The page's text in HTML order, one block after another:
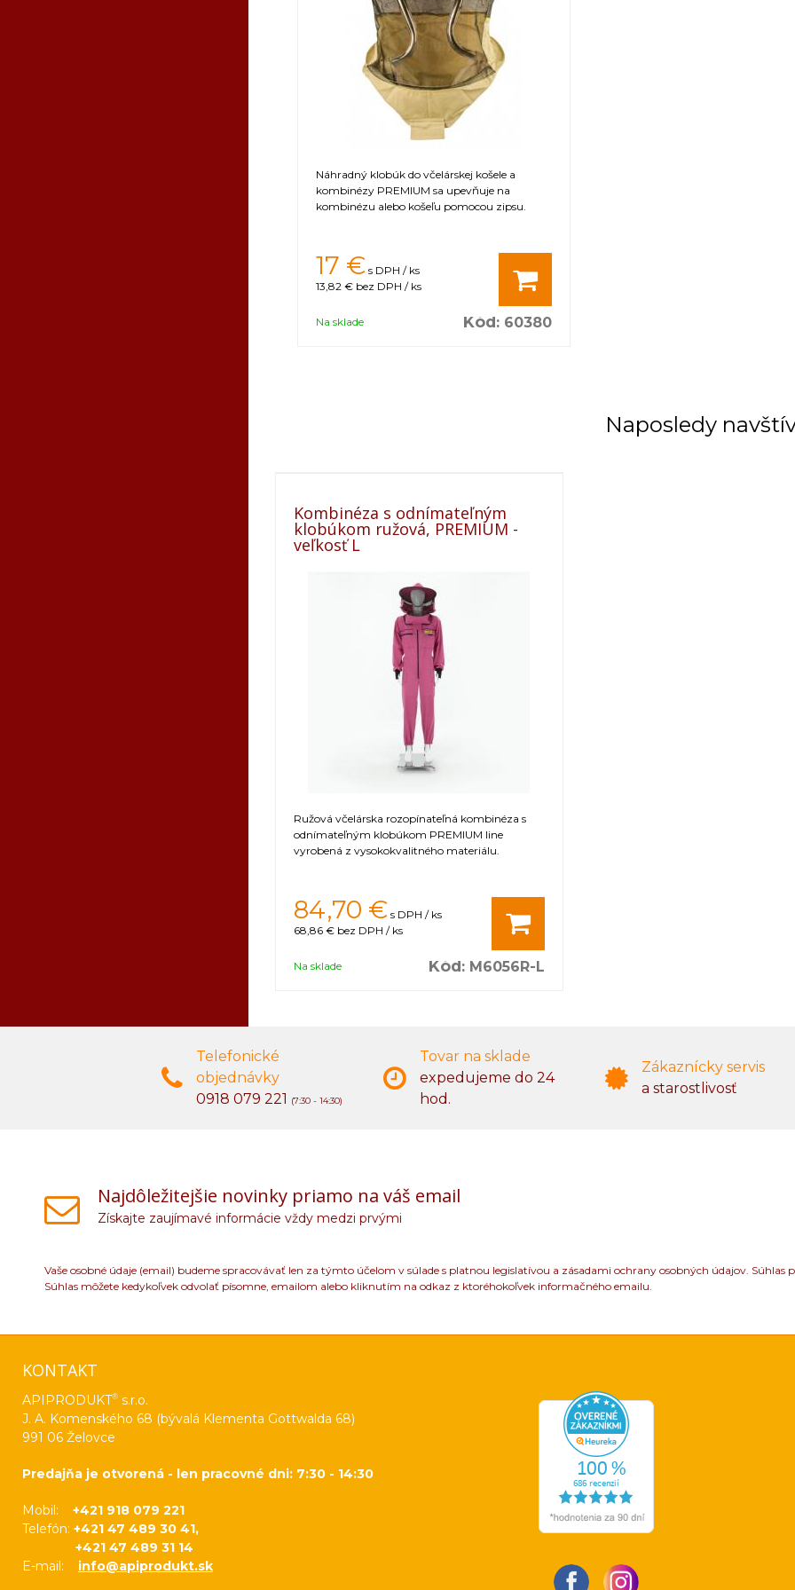
Náhradný klobúk do včelárskej košele a
kombinézy PREMIUM sa upevňuje na
kombinézu alebo košeľu pomocou zipsu.
17 € s DPH / ks
13,82 € bez DPH / ks
Na sklade Kód: 60380
Naposledy
Kombinéza s odnímateľným
klobúkom ružová, PREMIUM -
veľkosť L
Ružová včelárska rozopínateľná kombinéza s
odnímateľným klobúkom PREMIUM line
vyrobená z vysokokvalitného materiálu.
84,70 € s DPH / ks
68,86 € bez DPH / ks
Na sklade Kód: M6056R-L
Telefonické
objednávky
0918 079 221
(7:30 - 14:30)
Tovar na sklade
expedujeme do 24
hod.
Zákaznícky servis
a starostlivosť
Najdôležitejšie novinky priamo na váš email
Získajte zaujímavé informácie vždy medzi prvými
Vaše osobné údaje (email) budeme spracovávať len za týmto účelom v súlade s platnou legislatívou a zásadami ochrany osobných údajov.
Súhlas môžete kedykoľvek odvolať písomne, emailom alebo kliknutím na odkaz z ktoréhokoľvek informačného emailu.
KONTAKT
APIPRODUKT® s.r.o.
J. A. Komenského 68 (bývalá Klementa Gottwalda 68)
991 06 Želovce
Predajňa je otvorená - len pracovné dni: 7:30 - 14:30
Mobil: +421 918 079 221
Telefón: +421 47 489 30 41,
+421 47 489 31 14
E-mail: info@apiprodukt.sk